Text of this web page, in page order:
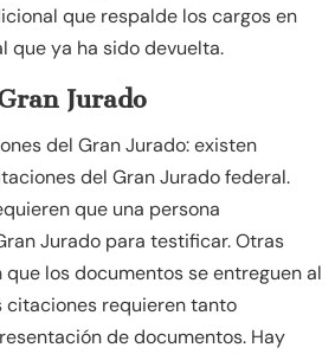
que respalde los cargos en
que ya ha sido devuelta.
Jurado
del Gran Jurado: existen
del Gran Jurado federal.
que una persona
Jurado para testificar. Otras
los documentos se entreguen al
citaciones requieren tanto
de documentos. Hay